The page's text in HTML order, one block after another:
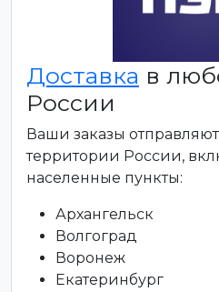
Доставка в
России
Ваши заказы
территории России,
населенные пункты:
Архангельск
Волгоград
Воронеж
Екатеринбург